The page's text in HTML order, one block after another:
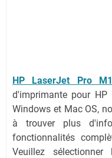
HP LaserJet Pro
d'imprimante pour
Windows et Mac OS,
à trouver plus
fonctionnalités
Veuillez